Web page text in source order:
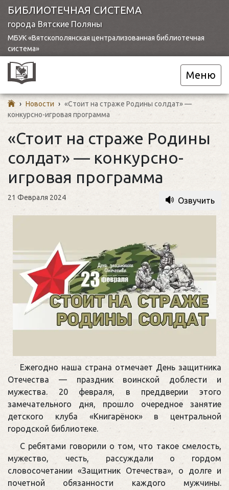
БИБЛИОТЕЧНАЯ СИСТЕМА
города Вятские Поляны
МБУК «Вятскополянская централизованная библиотечная
система»
Меню
› Новости › «Стоит на страже Родины солдат» —
конкурсно-игровая программа
«Стоит на страже Родины
солдат» — конкурсно-
игровая программа
21 Февраля 2024 Озвучить
Ежегодно наша страна отмечает День защитника
Отечества — праздник воинской доблести и
мужества. 20 февраля, в преддверии этого
замечательного дня, прошло очередное занятие
детского клуба «Книгарёнок» в центральной
городской библиотеке.
С ребятами говорили о том, что такое смелость,
мужество, честь, рассуждали о гордом
словосочетании «Защитник Отечества», о долге и
почетной обязанности каждого мужчины.